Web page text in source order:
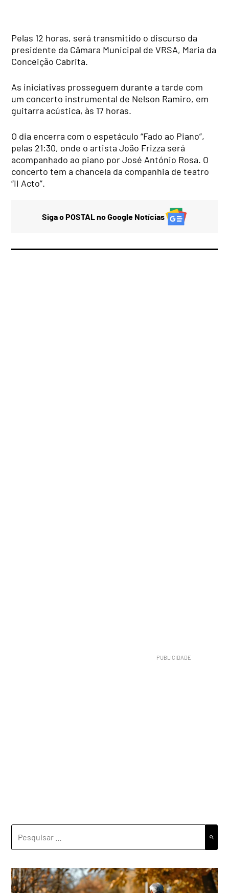
Pelas 12 horas, será transmitido o discurso da
presidente da Câmara Municipal de VRSA, Maria da
Conceição Cabrita.
As iniciativas prosseguem durante a tarde com
um concerto instrumental de Nelson Ramiro, em
guitarra acústica, às 17 horas.
O dia encerra com o espetáculo “Fado ao Piano”,
pelas 21:30, onde o artista João Frizza será
acompanhado ao piano por José António Rosa. O
concerto tem a chancela da companhia de teatro
“II Acto”.
Siga o POSTAL no Google Notícias